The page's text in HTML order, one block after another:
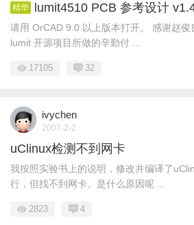
精华 lumit4510 PCB 参考设计
请用 OrCAD 9.0 以上版本打开。 感谢赵
lumit 开源项目所做的辛勤付 ...
17105 32
ivychen
2007-2-2
uClinux检测不到网卡
我按照实验书上的说明，修改并编译了
行，但找不到网卡。是什么原因呢 ...
2823 4